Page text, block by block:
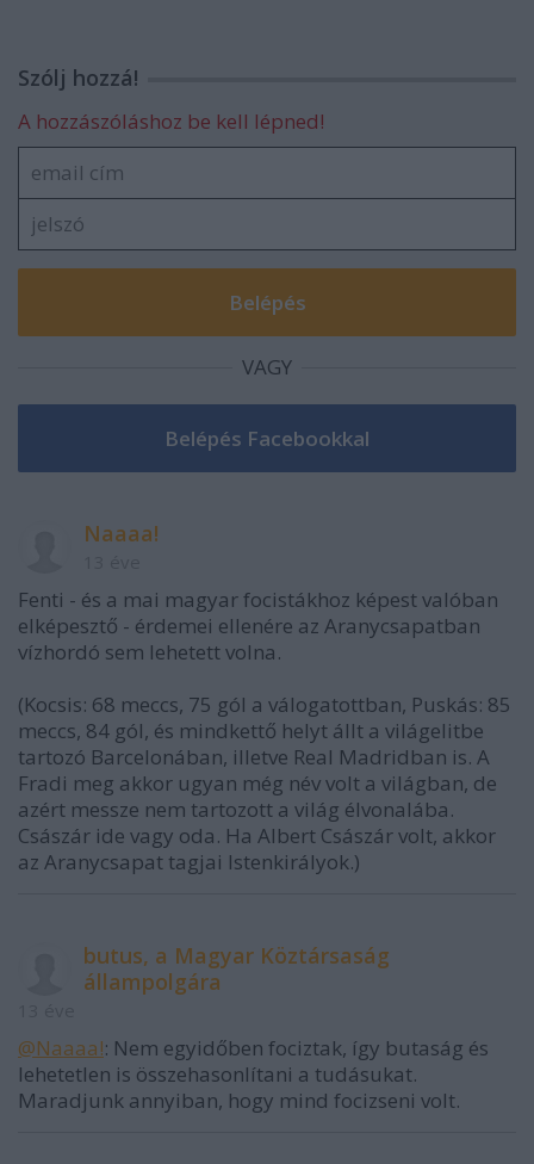
Szólj hozzá!
A hozzászóláshoz be kell lépned!
VAGY
Naaaa!
Fenti - és a mai magyar focistákhoz képest valóban
elképesztő - érdemei ellenére az Aranycsapatban
vízhordó sem lehetett volna.
(Kocsis: 68 meccs, 75 gól a válogatottban, Puskás: 85
meccs, 84 gól, és mindkettő helyt állt a világelitbe
tartozó Barcelonában, illetve Real Madridban is. A
Fradi meg akkor ugyan még név volt a világban, de
azért messze nem tartozott a világ élvonalába.
Császár ide vagy oda. Ha Albert Császár volt, akkor
az Aranycsapat tagjai Istenkirályok.)
butus, a Magyar Köztársaság
állampolgára
@Naaaa!: Nem egyidőben fociztak, így butaság és
lehetetlen is összehasonlítani a tudásukat.
Maradjunk annyiban, hogy mind focizseni volt.